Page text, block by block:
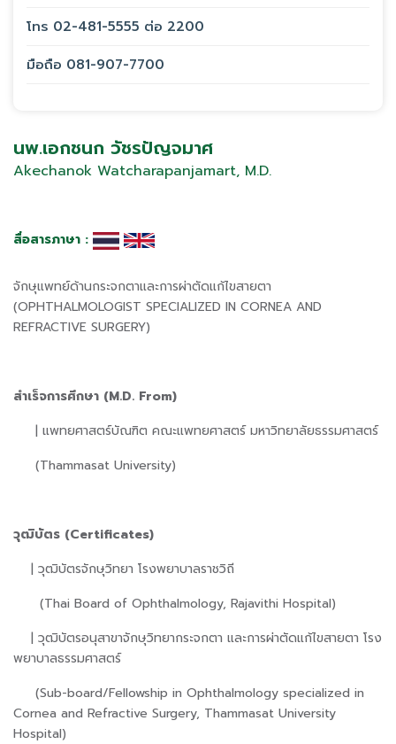
โทร 02-481-5555 ต่อ 2200
มือถือ 081-907-7700
นพ.เอกชนก วัชรปัญจมาศ
Akechanok Watcharapanjamart, M.D.
สื่อสารภาษา :
จักษุแพทย์ด้านกระจกตาและการผ่าตัดแก้ไขสายตา
(OPHTHALMOLOGIST SPECIALIZED IN CORNEA AND
REFRACTIVE SURGERY)
สำเร็จการศึกษา (M.D. From)
| แพทยศาสตร์บัณฑิต คณะแพทยศาสตร์ มหาวิทยาลัยธรรมศาสตร์
(Thammasat University)
วุฒิบัตร (Certificates)
| วุฒิบัตรจักษุวิทยา โรงพยาบาลราชวิถี
(Thai Board of Ophthalmology, Rajavithi Hospital)
| วุฒิบัตรอนุสาขาจักษุวิทยากระจกตา และการผ่าตัดแก้ไขสายตา โรง
พยาบาลธรรมศาสตร์
(Sub-board/Fellowship in Ophthalmology specialized in
Cornea and Refractive Surgery, Thammasat University
Hospital)